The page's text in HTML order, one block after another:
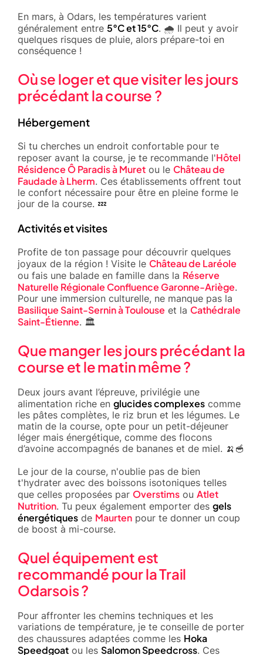
En mars, à Odars, les températures varient
généralement entre 5°C et 15°C. 🌧️ Il peut y avoir
quelques risques de pluie, alors prépare-toi en
conséquence !
Où se loger et que visiter les jours
précédant la course ?
Hébergement
Si tu cherches un endroit confortable pour te
reposer avant la course, je te recommande l'Hôtel
Résidence Ô Paradis à Muret ou le Château de
Faudade à Lherm. Ces établissements offrent tout
le confort nécessaire pour être en pleine forme le
jour de la course. 💤
Activités et visites
Profite de ton passage pour découvrir quelques
joyaux de la région ! Visite le Château de Laréole
ou fais une balade en famille dans la Réserve
Naturelle Régionale Confluence Garonne-Ariège.
Pour une immersion culturelle, ne manque pas la
Basilique Saint-Sernin à Toulouse et la Cathédrale
Saint-Étienne. 🏛️
Que manger les jours précédant la
course et le matin même ?
Deux jours avant l’épreuve, privilégie une
alimentation riche en glucides complexes comme
les pâtes complètes, le riz brun et les légumes. Le
matin de la course, opte pour un petit-déjeuner
léger mais énergétique, comme des flocons
d’avoine accompagnés de bananes et de miel. 🍌🥣
Le jour de la course, n'oublie pas de bien
t'hydrater avec des boissons isotoniques telles
que celles proposées par Overstims ou Atlet
Nutrition. Tu peux également emporter des gels
énergétiques de Maurten pour te donner un coup
de boost à mi-course.
Quel équipement est
recommandé pour la Trail
Odarsois ?
Pour affronter les chemins techniques et les
variations de température, je te conseille de porter
des chaussures adaptées comme les Hoka
Speedgoat ou les Salomon Speedcross. Ces